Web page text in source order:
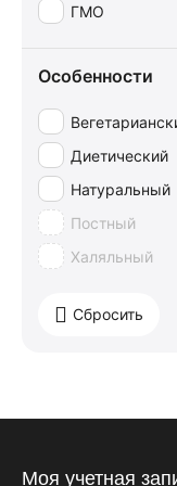
ГМО
Особенности
Диетический
Натуральный
Постный
Халяльный
Сбросить
Моя учетная